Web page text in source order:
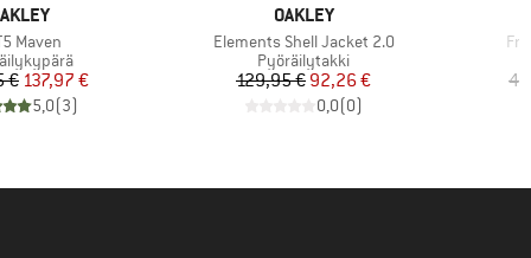
Maven
Hinta
€Alennettu hinta
137,97 €
5,0(3)
MERKKI
OAKLEY
Tuote
Elements Shell Jacket 2.0
Tuoteryhmä
Pyöräilytakki
Hinta
129,95 €Alennettu hinta
92,26 €
0,0(0)